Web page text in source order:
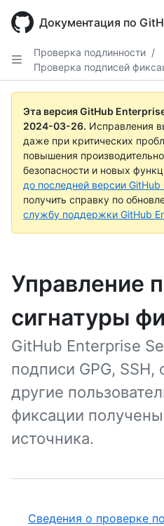
main
Документация по
Проверка подлинности /
Проверка подписей
Эта версия GitHub
2024-03-26. Исправления
даже при критических
повышения
безопасности и новых
до последней версии GitHub
получить справку по
службу поддержки GitHub
Управление
сигнатуры
GitHub Enterprise
подписи GPG, SSH,
другие
фиксации
источника.
Сведения о проверке